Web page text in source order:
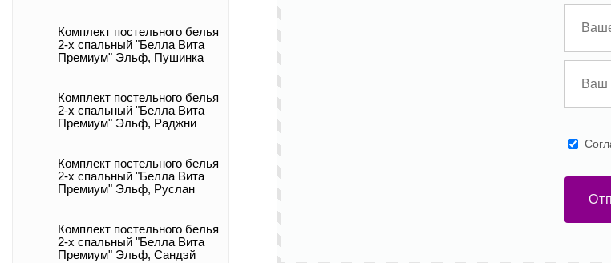
Комплект постельного белья
2-х спальный "Белла Вита
Премиум" Эльф, Пушинка
Комплект постельного белья
2-х спальный "Белла Вита
Премиум" Эльф, Раджни
Комплект постельного белья
2-х спальный "Белла Вита
Премиум" Эльф, Руслан
Комплект постельного белья
2-х спальный "Белла Вита
Премиум" Эльф, Сандэй